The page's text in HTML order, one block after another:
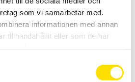
som vi samarbetar med.
informationen med annan
tillhandahållit eller som de har
fasta modeller till Qualistar
och PEL
anslutningskontakt avpassade för
från Chauvin-Arnoux: PEL51,
PEL105, PEL106, PEL112, PEL113, PEL115,